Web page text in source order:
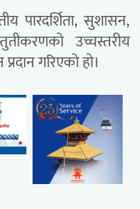
पारदर्शिता, सुशासन,
उच्चस्तरीय
गरिएको हो।